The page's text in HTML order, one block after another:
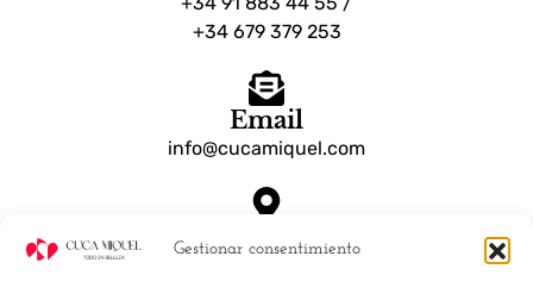
Gestionar consentimiento
+34 679 379 253
Email
info@cucamiquel.com
Dónde estamos
Calle Luchana, 25 28010 Madrid España